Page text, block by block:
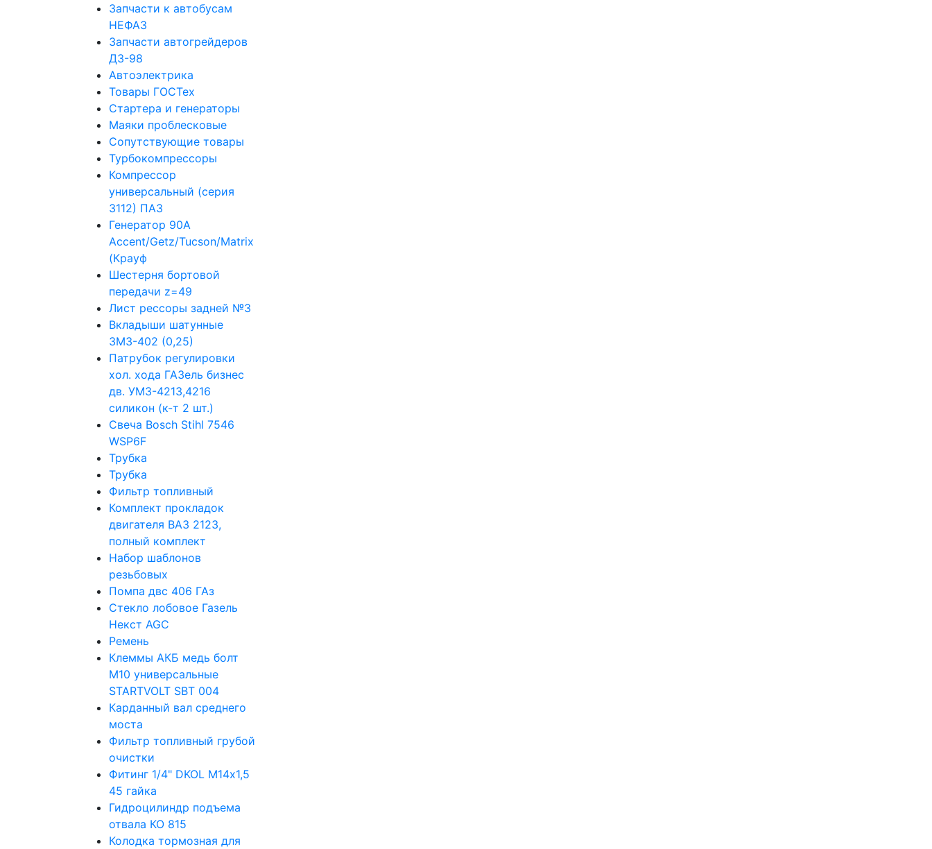
Запчасти к автобусам
НЕФАЗ
Запчасти автогрейдеров
ДЗ-98
Автоэлектрика
Товары ГОСТех
Стартера и генераторы
Маяки проблесковые
Сопутствующие товары
Турбокомпрессоры
Компрессор
универсальный (серия
3112) ПАЗ
Генератор 90A
Accent/Getz/Tucson/Matrix
(Крауф
Шестерня бортовой
передачи z=49
Лист рессоры задней №3
Вкладыши шатунные
ЗМЗ-402 (0,25)
Патрубок регулировки
хол. хода ГАЗель бизнес
дв. УМЗ-4213,4216
силикон (к-т 2 шт.)
Свеча Bosch Stihl 7546
WSP6F
Трубка
Трубка
Фильтр топливный
Комплект прокладок
двигателя ВАЗ 2123,
полный комплект
Набор шаблонов
резьбовых
Помпа двс 406 ГАз
Стекло лобовое Газель
Некст AGC
Ремень
Клеммы АКБ медь болт
М10 универсальные
STARTVOLT SBT 004
Карданный вал среднего
моста
Фильтр топливный грубой
очистки
Фитинг 1/4" DKOL M14х1,5
45 гайка
Гидроцилиндр подъема
отвала КО 815
Колодка тормозная для